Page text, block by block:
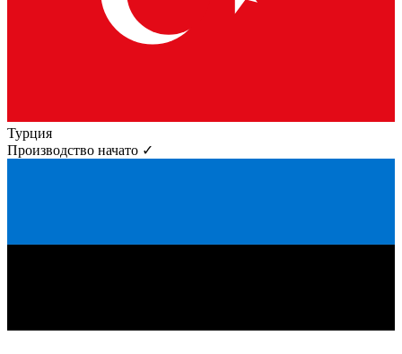
Турция
Производство начато ✓